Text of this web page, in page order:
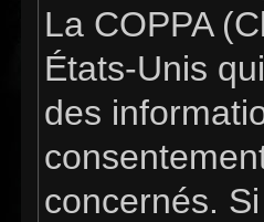
La COPPA
États-Unis
des
concernés.